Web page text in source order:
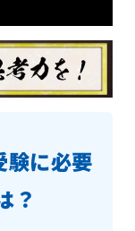
験に必要
？